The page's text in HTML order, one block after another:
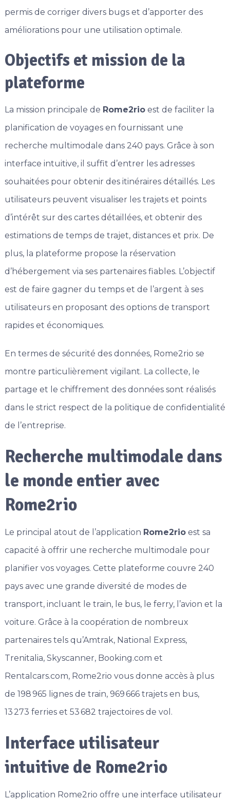
permis de corriger divers bugs et d’apporter des
améliorations pour une utilisation optimale.
Objectifs et mission de la
plateforme
La mission principale de Rome2rioest de faciliter la
planification de voyages en fournissant une
recherche multimodale dans 240 pays. Grâce à son
interface intuitive, il suffit d’entrer les adresses
souhaitées pour obtenir des itinéraires détaillés. Les
utilisateurs peuvent visualiser les trajets et points
d’intérêt sur des cartes détaillées, et obtenir des
estimations de temps de trajet, distances et prix. De
plus, la plateforme propose la réservation
d’hébergement via ses partenaires fiables. L’objectif
est de faire gagner du temps et de l’argent à ses
utilisateurs en proposant des options de transport
rapides et économiques.
En termes de sécurité des données, Rome2rio se
montre particulièrement vigilant. La collecte, le
partage et le chiffrement des données sont réalisés
dans le strict respect de la politique de confidentialité
de l’entreprise.
Recherche multimodale dans
le monde entier avec
Rome2rio
Le principal atout de l’application Rome2rioest sa
capacité à offrir une recherche multimodale pour
planifier vos voyages. Cette plateforme couvre 240
pays avec une grande diversité de modes de
transport, incluant le train, le bus, le ferry, l’avion et la
voiture. Grâce à la coopération de nombreux
partenaires tels qu’Amtrak, National Express,
Trenitalia, Skyscanner, Booking.com et
Rentalcars.com, Rome2rio vous donne accès à plus
de 198 965 lignes de train, 969 666 trajets en bus,
13 273 ferries et 53 682 trajectoires de vol.
Interface utilisateur
intuitive de Rome2rio
L’application Rome2rio offre une interface utilisateur